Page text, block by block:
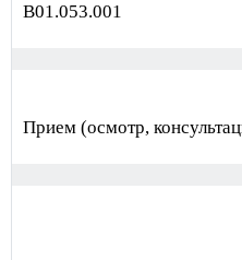
В01.053.001
Прием (осмотр,